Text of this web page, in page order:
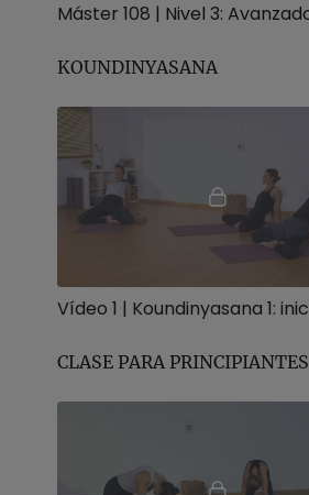
KOUNDINYASANA
CLASE PARA PRINCIPIANTES